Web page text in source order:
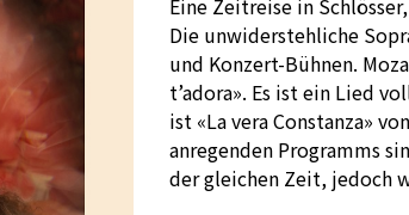
Eine Zeitreise in
Die unwiderstehliche
und Konzert-Bühnen.
t’adora». Es ist ein Lied
ist «La vera Constanza»
anregenden Programms
der gleichen Zeit, jedoch